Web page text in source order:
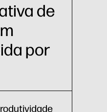
de
por